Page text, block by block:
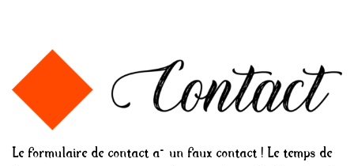
Le formulaire de contact a… un faux contact ! Le temps de